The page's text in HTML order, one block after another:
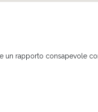
un rapporto consapevole